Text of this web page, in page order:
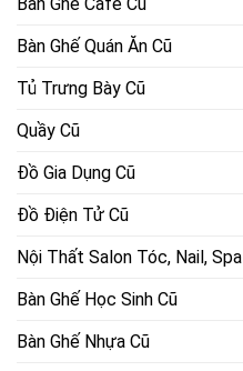
Bàn Ghế Quán Ăn Cũ
Tủ Trưng Bày Cũ
Quầy Cũ
Đồ Gia Dụng Cũ
Đồ Điện Tử Cũ
Nội Thất Salon Tóc, Nail, Spa
Bàn Ghế Học Sinh Cũ
Bàn Ghế Nhựa Cũ